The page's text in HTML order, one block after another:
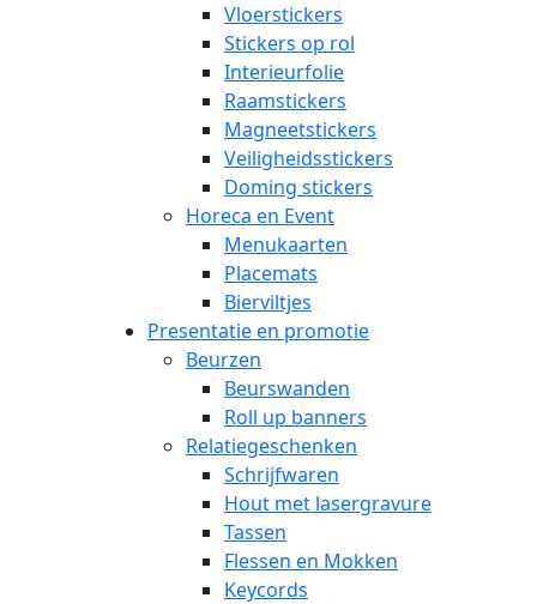
Vloerstickers
Stickers op rol
Interieurfolie
Raamstickers
Magneetstickers
Veiligheidsstickers
Doming stickers
Horeca en Event
Menukaarten
Placemats
Bierviltjes
Presentatie en promotie
Beurzen
Beurswanden
Roll up banners
Relatiegeschenken
Schrijfwaren
Hout met lasergravure
Tassen
Flessen en Mokken
Keycords